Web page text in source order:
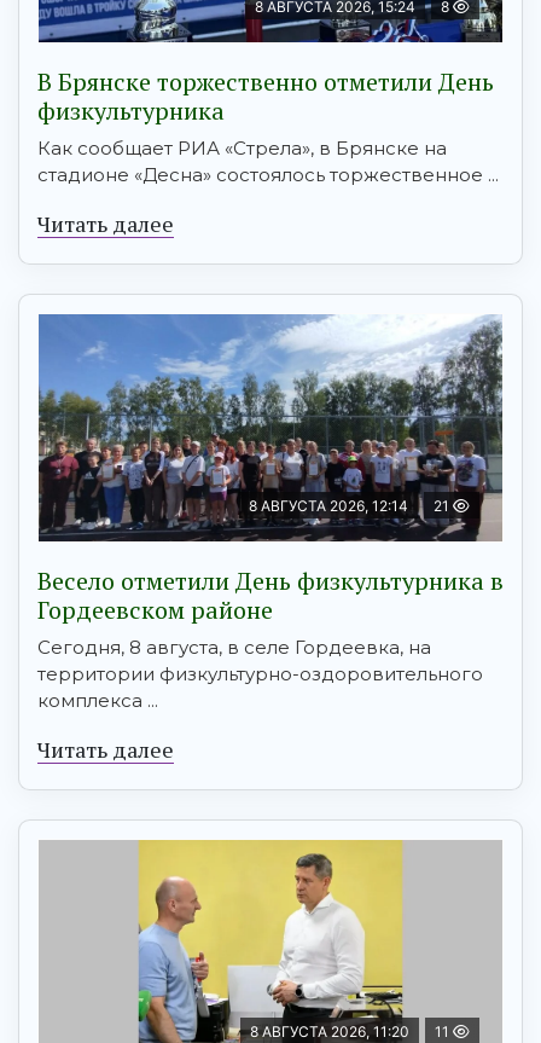
8 АВГУСТА 2026, 15:24 8
В Брянске торжественно отметили День
физкультурника
Как сообщает РИА «Стрела», в Брянске на
стадионе «Десна» состоялось торжественное ...
Читать далее
8 АВГУСТА 2026, 12:14 21
Весело отметили День физкультурника в
Гордеевском районе
Сегодня, 8 августа, в селе Гордеевка, на
территории физкультурно-оздоровительного
комплекса ...
Читать далее
8 АВГУСТА 2026, 11:20 11